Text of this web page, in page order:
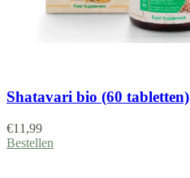
Shatavari bio (60 tabletten)
€11,99
Bestellen